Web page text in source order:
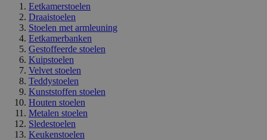
Eetkamerstoelen
Draaistoelen
Stoelen met armleuning
Eetkamerbanken
Gestoffeerde stoelen
Kuipstoelen
Velvet stoelen
Teddystoelen
Kunststoffen stoelen
Houten stoelen
Metalen stoelen
Sledestoelen
Keukenstoelen